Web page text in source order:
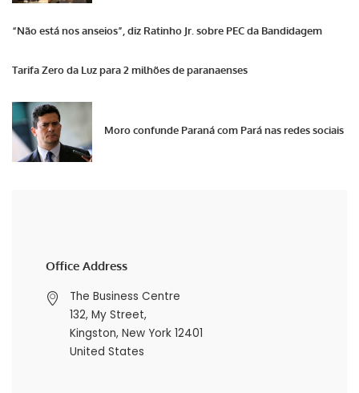
“Não está nos anseios”, diz Ratinho Jr. sobre PEC da Bandidagem
Tarifa Zero da Luz para 2 milhões de paranaenses
Moro confunde Paraná com Pará nas redes sociais
Office Address
The Business Centre
132, My Street,
Kingston, New York 12401
United States